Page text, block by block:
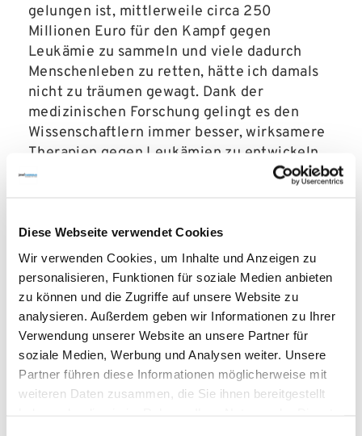
Diese Webseite verwendet Cookies
Wir verwenden Cookies, um Inhalte und Anzeigen zu
personalisieren, Funktionen für soziale Medien anbieten
zu können und die Zugriffe auf unsere Website zu
analysieren. Außerdem geben wir Informationen zu Ihrer
Verwendung unserer Website an unsere Partner für
soziale Medien, Werbung und Analysen weiter. Unsere
Partner führen diese Informationen möglicherweise mit
weiteren Daten zusammen, die Sie ihnen bereitgestellt
gelungen ist, mittlerweile circa 250
Millionen Euro für den Kampf gegen
Leukämie zu sammeln und viele dadurch
Menschenleben zu retten, hätte ich damals
nicht zu träumen gewagt. Dank der
medizinischen Forschung gelingt es den
Wissenschaftlern immer besser, wirksamere
Therapien gegen Leukämien zu entwickeln.
Diese Erfolge sind großartig. Und es ist
zeigen. Gemeinsam geben wir Leukämie-
Patienten dadurch wieder Hoffnung. Ich
kann allen unseren treuen Spenderinnen und
Spendern nur sagen: Danke, Danke, Danke.
Auf welche nationalen und internationalen
Künstlerfreunde freuen Sie sich bei der
diesjährigen Gala?
José Carreras:Ich bin sehr glücklich, dass